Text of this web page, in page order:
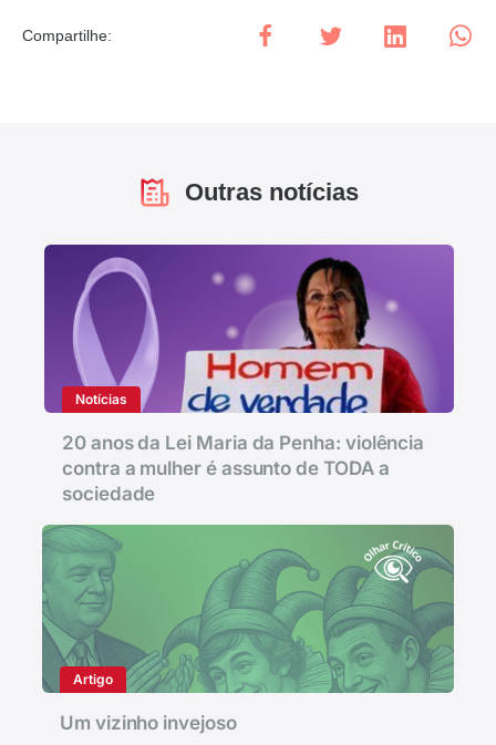
Compartilhe:
Outras notícias
Notícias
20 anos da Lei Maria da Penha: violência
contra a mulher é assunto de TODA a
sociedade
Artigo
Um vizinho invejoso